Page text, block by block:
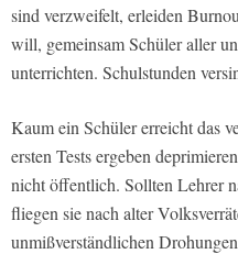
sind verzweifelt, erleiden
will, gemeinsam Schüler aller
unterrichten. Schulstunden
Kaum ein Schüler erreicht das
ersten Tests ergeben
nicht öffentlich. Sollten Lehrer
fliegen sie nach alter
unmißverständlichen